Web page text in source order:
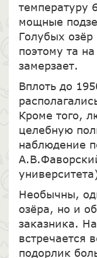
температуру
мощные
Голубых озёр
поэтому та
замерзает.
Вплоть до
Кроме того,
целебную
наблюдение
Необычны,
озёра, но и
заказника.
встречается
подорлик